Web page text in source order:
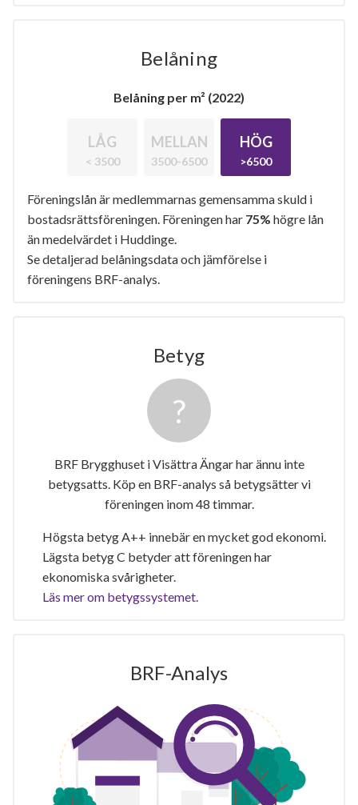
Belåning
Belåning per m² (2022)
LÅG
< 3500
MELLAN
3500-6500
HÖG
>6500
Föreningslån är medlemmarnas gemensamma skuld i
bostadsrättsföreningen. Föreningen har 75% högre lån
än medelvärdet i Huddinge.
Se detaljerad belåningsdata och jämförelse i
föreningens BRF-analys.
Betyg
BRF Brygghuset i Visättra Ängar har ännu inte
betygsatts. Köp en BRF-analys så betygsätter vi
föreningen inom 48 timmar.
Högsta betyg A++ innebär en mycket god ekonomi.
Lägsta betyg C betyder att föreningen har
ekonomiska svårigheter.
Läs mer om betygssystemet.
BRF-Analys